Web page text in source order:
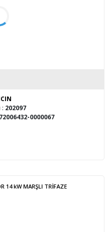
: 202097
0000067
14 kW MARŞLI TRİFAZE